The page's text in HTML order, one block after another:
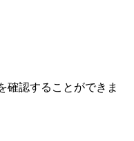
確認することができま